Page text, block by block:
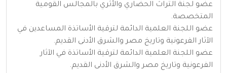
عضو لجنة التراث الحضاري والأثري بالمجالس القومية
المتخصصة.
عضو اللجنة العلمية الدائمة لترقية الأساتذة المساعدين في
الآثار الفرعونية وتاريخ مصر والشرق الأدنى القديم.
عضو اللجنة العلمية الدائمة لترقية الأساتذة في الآثار
الفرعونية وتاريخ مصر والشرق الأدنى القديم.